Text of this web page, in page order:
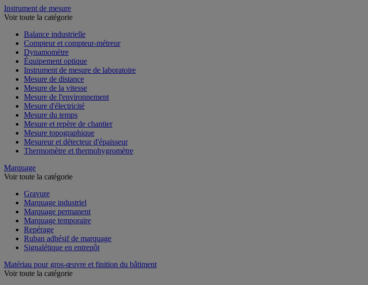
Instrument de mesure
Voir toute la catégorie
Balance industrielle
Compteur et compteur-métreur
Dynamomètre
Équipement optique
Instrument de mesure de laboratoire
Mesure de distance
Mesure de la vitesse
Mesure de l'environnement
Mesure d'électricité
Mesure du temps
Mesure et repère de chantier
Mesure topographique
Mesureur et détecteur d'épaisseur
Thermomètre et thermohygromètre
Marquage
Voir toute la catégorie
Gravure
Marquage industriel
Marquage permanent
Marquage temporaire
Repérage
Ruban adhésif de marquage
Signalétique en entrepôt
Matériau pour gros-œuvre et finition du bâtiment
Voir toute la catégorie